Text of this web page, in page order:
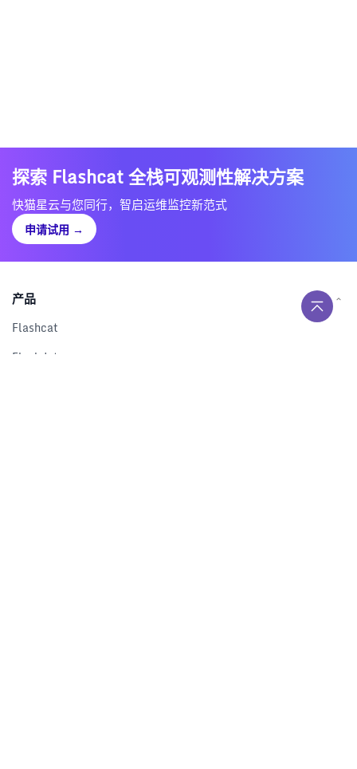
探索 Flashcat 全栈可观测性解决方案
快猫星云与您同行，智启运维监控新范式
申请试用 →
产品
Flashcat
Flashduty